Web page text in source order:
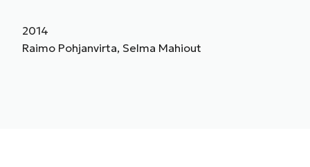
2014
Raimo Pohjanvirta, Selma Mahiout